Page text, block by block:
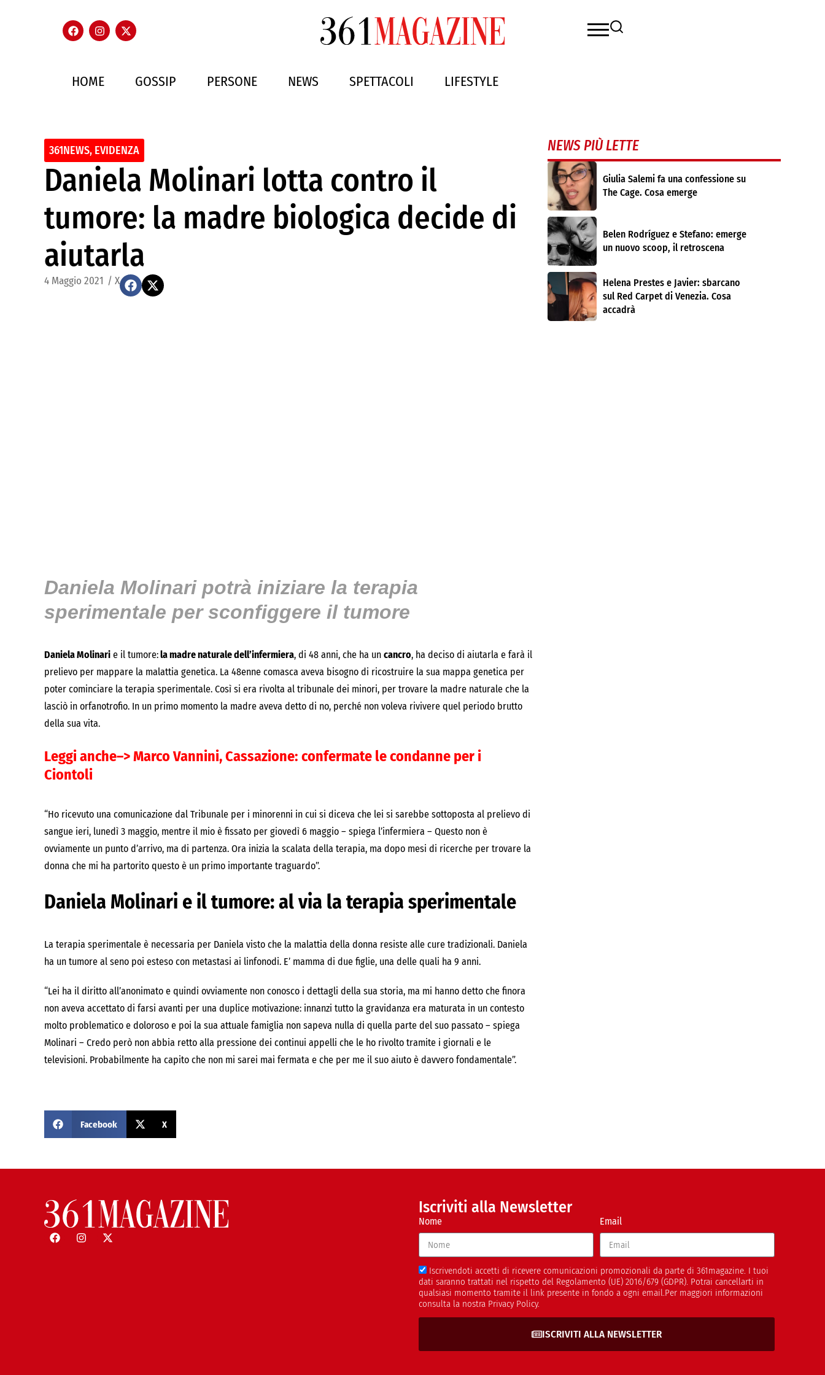
HOME GOSSIP PERSONE NEWS SPETTACOLI LIFESTYLE
361NEWS, EVIDENZA
Daniela Molinari lotta contro il
tumore: la madre biologica decide di
aiutarla
4 Maggio 2021 / X
Daniela Molinari potrà iniziare la terapia
sperimentale per sconfiggere il tumore
Daniela Molinari e il tumore:la madre naturale dell’infermiera, di 48 anni, che ha un cancro, ha deciso di aiutarla e farà il
prelievo per mappare la malattia genetica. La 48enne comasca aveva bisogno di ricostruire la sua mappa genetica per
poter cominciare la terapia sperimentale. Così si era rivolta al tribunale dei minori, per trovare la madre naturale che la
lasciò in orfanotrofio. In un primo momento la madre aveva detto di no, perché non voleva rivivere quel periodo brutto
della sua vita.
Leggi anche–>Marco Vannini, Cassazione: confermate le condanne per i
Ciontoli
“Ho ricevuto una comunicazione dal Tribunale per i minorenni in cui si diceva che lei si sarebbe sottoposta al prelievo di
sangue ieri, lunedì 3 maggio, mentre il mio è fissato per giovedì 6 maggio – spiega l’infermiera – Questo non è
ovviamente un punto d’arrivo, ma di partenza. Ora inizia la scalata della terapia, ma dopo mesi di ricerche per trovare la
donna che mi ha partorito questo è un primo importante traguardo”.
Daniela Molinari e il tumore: al via la terapia sperimentale
La terapia sperimentale è necessaria per Daniela visto che la malattia della donna resiste alle cure tradizionali. Daniela
ha un tumore al seno poi esteso con metastasi ai linfonodi. E’ mamma di due figlie, una delle quali ha 9 anni.
“Lei ha il diritto all’anonimato e quindi ovviamente non conosco i dettagli della sua storia, ma mi hanno detto che finora
non aveva accettato di farsi avanti per una duplice motivazione: innanzi tutto la gravidanza era maturata in un contesto
molto problematico e doloroso e poi la sua attuale famiglia non sapeva nulla di quella parte del suo passato – spiega
Molinari – Credo però non abbia retto alla pressione dei continui appelli che le ho rivolto tramite i giornali e le
televisioni. Probabilmente ha capito che non mi sarei mai fermata e che per me il suo aiuto è davvero fondamentale”.
Facebook X
NEWS PIÙ LETTE
Giulia Salemi fa una confessione su
The Cage. Cosa emerge
Belen Rodríguez e Stefano: emerge
un nuovo scoop, il retroscena
Helena Prestes e Javier: sbarcano
sul Red Carpet di Venezia. Cosa
accadrà
Iscriviti alla Newsletter
Nome Email
Iscrivendoti accetti di ricevere comunicazioni promozionali da parte di 361magazine. I tuoi
dati saranno trattati nel rispetto del Regolamento (UE) 2016/679 (GDPR). Potrai cancellarti in
qualsiasi momento tramite il link presente in fondo a ogni email.Per maggiori informazioni
consulta la nostra Privacy Policy.
ISCRIVITI ALLA NEWSLETTER